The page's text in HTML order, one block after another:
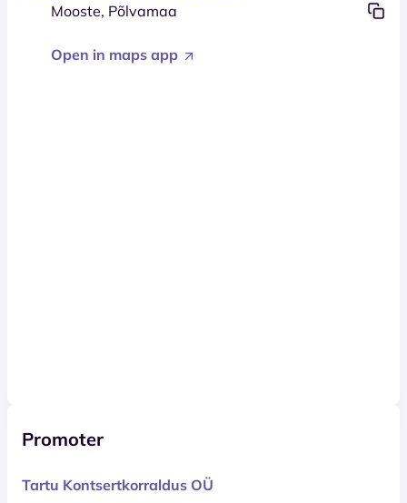
Mooste, Põlvamaa
Open in maps app
Promoter
Tartu Kontsertkorraldus OÜ